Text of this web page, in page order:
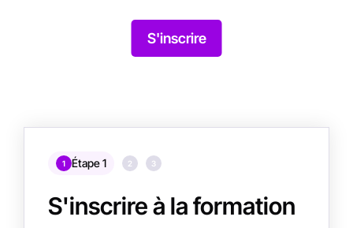
S'inscrire
1 Étape 1 2 3
S'inscrire à la formation